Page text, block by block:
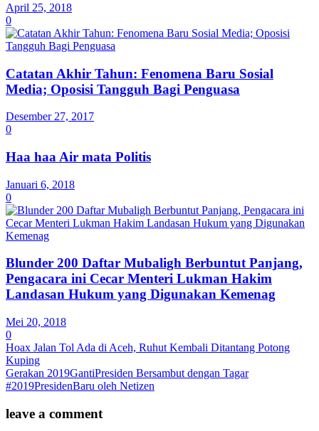
April 25, 2018
0
Catatan Akhir Tahun: Fenomena Baru Sosial
Media; Oposisi Tangguh Bagi Penguasa
Desember 27, 2017
0
Haa haa Air mata Politis
Januari 6, 2018
0
Blunder 200 Daftar Mubaligh Berbuntut Panjang,
Pengacara ini Cecar Menteri Lukman Hakim
Landasan Hukum yang Digunakan Kemenag
Mei 20, 2018
0
Hoax Jalan Tol Ada di Aceh, Ruhut Kembali Ditantang Potong
Kuping
Gerakan 2019GantiPresiden Bersambut dengan Tagar
#2019PresidenBaru oleh Netizen
leave a comment